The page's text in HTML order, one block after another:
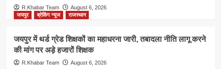
R.Khabar Team
August 6, 2026
जयपुर
ब्रेकिंग न्यूज राजस्थान
जयपुर में थर्ड ग्रेड शिक्षकों का महाधरना जारी, तबादला नीति लागू करने
की मांग पर अड़े हजारों शिक्षक
R.Khabar Team August 6, 2026